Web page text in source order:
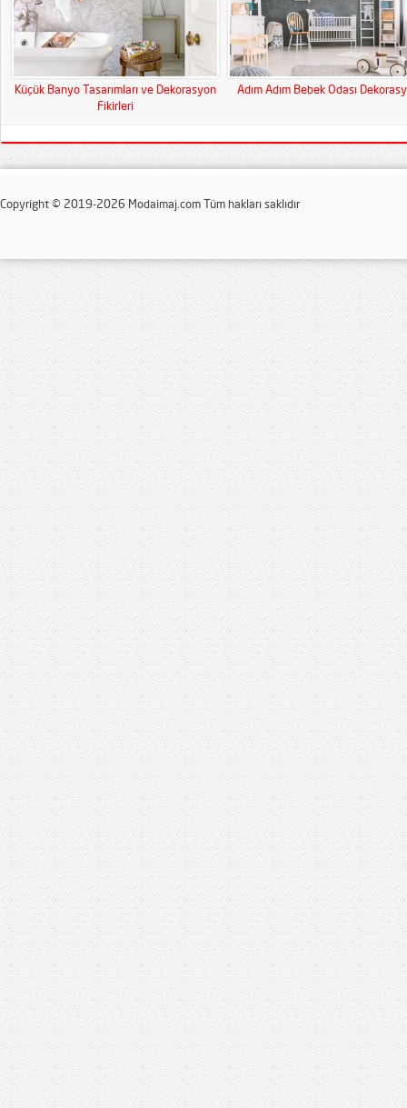
Küçük Banyo Tasarımları ve Dekorasyon
Fikirleri
Adım Adım Bebek Odası
Copyright © 2019-2026 Modaimaj.com Tüm hakları saklıdır